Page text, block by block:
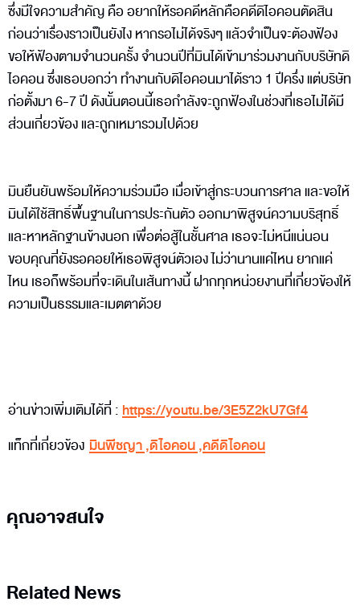
ซึ่งมีใจความสำคัญ คือ อยากให้รอคดีหลักคือคดีดิไอคอนตัดสิน
ก่อนว่าเรื่องราวเป็นยังไง หากรอไม่ได้จริงๆ แล้วจำเป็นจะต้องฟ้อง
ขอให้ฟ้องตามจำนวนครั้ง จำนวนปีที่มินได้เข้ามาร่วมงานกับบริษัทดิ
ไอคอน ซึ่งเธอบอกว่า ทำงานกับดิไอคอนมาได้ราว 1 ปีครึ่ง แต่บริษัท
ก่อตั้งมา 6-7 ปี ดังนั้นตอนนี้เธอกำลังจะถูกฟ้องในช่วงที่เธอไม่ได้มี
ส่วนเกี่ยวข้อง และถูกเหมารวมไปด้วย
มินยืนยันพร้อมให้ความร่วมมือ เมื่อเข้าสู่กระบวนการศาล และขอให้
มินได้ใช้สิทธิ์พื้นฐานในการประกันตัว ออกมาพิสูจน์ความบริสุทธิ์
และหาหลักฐานข้างนอก เพื่อต่อสู้ในชั้นศาล เธอจะไม่หนีแน่นอน
ขอบคุณที่ยังรอคอยให้เธอพิสูจน์ตัวเอง ไม่ว่านานแค่ไหน ยากแค่
ไหน เธอก็พร้อมที่จะเดินในเส้นทางนี้ ฝากทุกหน่วยงานที่เกี่ยวข้องให้
ความเป็นธรรมและเมตตาด้วย
อ่านข่าวเพิ่มเติมได้ที่ : https://youtu.be/3E5Z2kU7Gf4
แท็กที่เกี่ยวข้อง มินพีชญา,ดิไอคอน,คดีดิไอคอน
คุณอาจสนใจ
Related News